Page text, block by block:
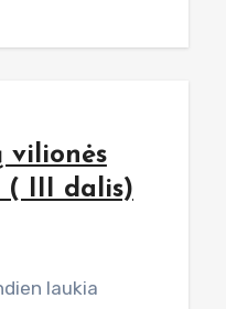
vilionės
( III dalis)